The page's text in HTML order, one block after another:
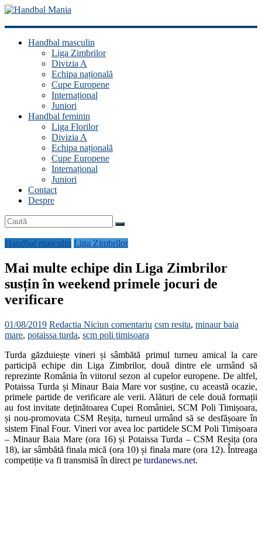
Handbal
ManiaHandbal masculin
Liga Zimbrilor
Divizia A
Echipa națională
Cupe Europene
Internațional
Juniori
Handbal feminin
Liga Florilor
Divizia A
Echipa națională
Cupe Europene
Internațional
Juniori
Contact
Despre
Handbal masculin Liga Zimbrilor
Mai multe echipe din Liga Zimbrilor
susțin în weekend primele jocuri de
verificare
01/08/2019 Redactia Niciun comentariu csm resita, minaur baia
mare, potaissa turda, scm poli timisoara
Turda găzduiește vineri și sâmbătă primul turneu amical la care
participă echipe din Liga Zimbrilor, două dintre ele urmând să
reprezinte România în viitorul sezon al cupelor europene. De altfel,
Potaissa Turda și Minaur Baia Mare vor susține, cu această ocazie,
primele partide de verificare ale verii. Alături de cele două formații
au fost invitate deținătoarea Cupei României, SCM Poli Timișoara,
și nou-promovata CSM Reșița, turneul urmând să se desfășoare în
sistem Final Four. Vineri vor avea loc partidele SCM Poli Timișoara
– Minaur Baia Mare (ora 16) și Potaissa Turda – CSM Reșița (ora
18), iar sâmbătă finala mică (ora 10) și finala mare (ora 12). Întreaga
competiție va fi transmisă în direct pe turdanews.net.